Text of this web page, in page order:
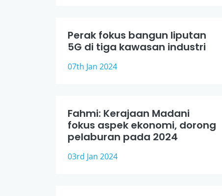
Perak fokus bangun liputan
5G di tiga kawasan industri
07th Jan 2024
Fahmi: Kerajaan Madani
fokus aspek ekonomi, dorong
pelaburan pada 2024
03rd Jan 2024